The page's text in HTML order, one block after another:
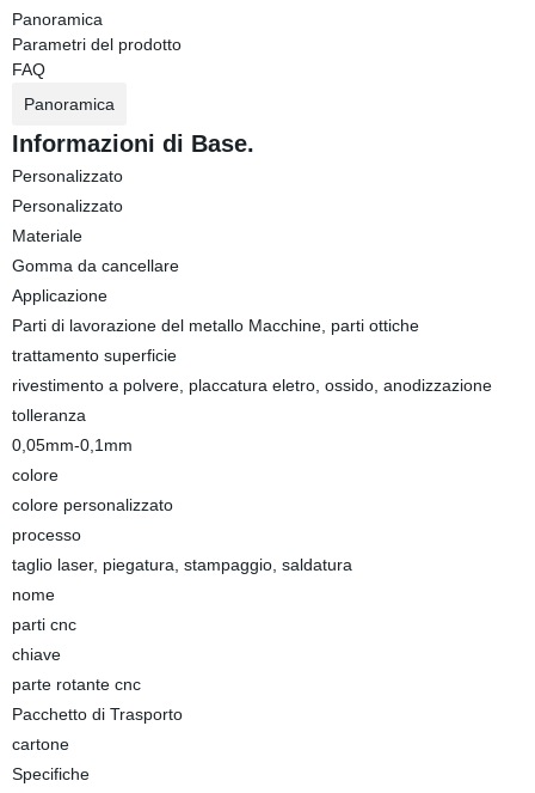
Panoramica
Parametri del prodotto
FAQ
Panoramica
Informazioni di Base.
Personalizzato
Personalizzato
Materiale
Gomma da cancellare
Applicazione
Parti di lavorazione del metallo Macchine, parti ottiche
trattamento superficie
rivestimento a polvere, placcatura eletro, ossido, anodizzazione
tolleranza
0,05mm-0,1mm
colore
colore personalizzato
processo
taglio laser, piegatura, stampaggio, saldatura
nome
parti cnc
chiave
parte rotante cnc
Pacchetto di Trasporto
cartone
Specifiche